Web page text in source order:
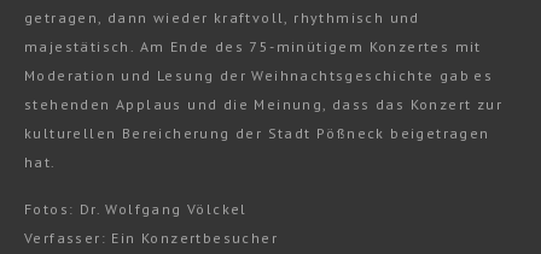
getragen, dann wieder kraftvoll, rhythmisch und
majestätisch. Am ­Ende des 75-minütigem Konzertes mit
Moderation und Lesung der Weihnachtsgeschichte gab es
stehenden Applaus und die Meinung, dass das Konzert zur
kulturellen Bereicherung der Stadt Pößneck beigetragen
hat.
Fotos: Dr. Wolfgang Völckel
Verfasser: Ein Konzertbesucher